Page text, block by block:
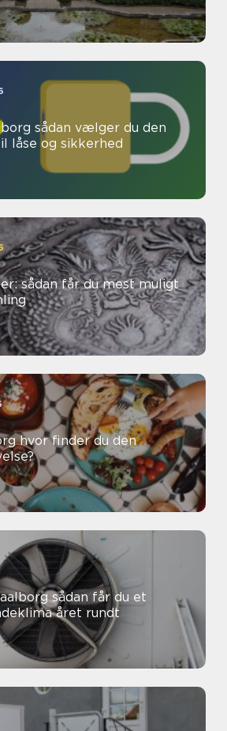
du den
og sikkerhed
sådan får du mest muligt
den
får du et
året rundt